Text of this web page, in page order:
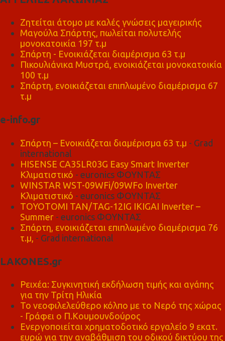
Ζητείται άτομο με καλές γνώσεις μαγειρικής
Μαγούλα Σπάρτης, πωλείται πολυτελής
μονοκατοικία 197 τ.μ
Σπάρτη - Ενοικιάζεται διαμέρισμα 63 τ.μ
Πικουλιάνικα Μυστρά, ενοικιάζεται μονοκατοικία
100 τ.μ
Σπάρτη, ενοικιάζεται επιπλωμένο διαμέρισμα 67
τ.μ
e-info.gr
Σπάρτη – Ενοικιάζεται διαμέρισμα 63 τ.μ - Grad
international
HISENSE CA35LR03G Easy Smart Inverter
Κλιματιστικό - euronics ΦΟΥΝΤΑΣ
WINSTAR WST-09WFi/09WFo Inverter
Κλιματιστικό - euronics ΦΟΥΝΤΑΣ
TOYOTOMI TAN/TAG-12IG IKIGAI Inverter –
Summer - euronics ΦΟΥΝΤΑΣ
Σπάρτη, ενοικιάζεται επιπλωμένο διαμέρισμα 76
τ.μ, - Grad international
LAKONES.gr
Ρειχέα: Συγκινητική εκδήλωση τιμής και αγάπης
για την Τρίτη Ηλικία
Το νεοφιλελεύθερο κόλπο με το Νερό της χώρας
- Γράφει ο Π.Κουμουνδούρος
Ενεργοποιείται χρηματοδοτικό εργαλείο 9 εκατ.
ευρώ για την αναβάθμιση του οδικού δικτύου της